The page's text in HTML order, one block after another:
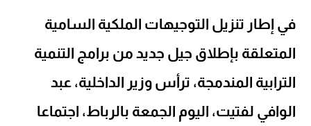
في إطار تنزيل التوجيهات الملكية السامية
المتعلقة بإطلاق جيل جديد من برامج التنمية
الترابية المندمجة، ترأس وزير الداخلية، عبد
الوافي لفتيت، اليوم الجمعة بالرباط، اجتماعا